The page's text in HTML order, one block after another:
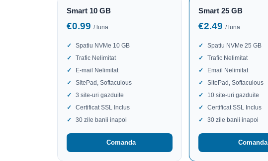
Smart 10 GB
€0.99 / luna
Spatiu NVMe 10 GB
Trafic Nelimitat
E-mail Nelimitat
SitePad, Softaculous
3 site-uri gazduite
Certificat SSL Inclus
30 zile banii inapoi
Comanda
Smart 25 GB
€2.49/ luna
Spatiu NVMe 25 GB
Trafic Nelimitat
Email Nelimitat
SitePad, Softaculous
10 site-uri gazduite
Certificat SSL Inclus
30 zile banii inapoi
Comanda